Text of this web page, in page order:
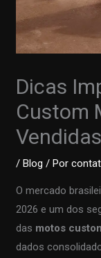
Dicas
Custom
/Blog / Por
O mercado
2026 e um dos
das motos
dados